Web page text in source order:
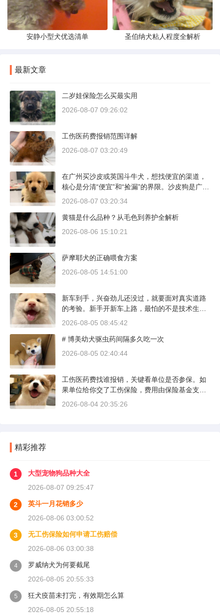
安静小型犬优选清单 圣伯纳犬粘人程度全解析
最新文章
二岁娃保险怎么买最实用
2026-08-07 09:26:02
工伤医药费报销范围详解
2026-08-07 03:20:49
在广州买沙皮或英国斗牛犬，想找便宜的渠道，
核心是分清“便宜”和“捡漏”的界限。沙皮狗是广东
本地犬种，价格比北方城市有优势；英国斗牛犬
方和真实价格区间。
2026-08-07 03:20:34
黄猫是什么品种？从毛色到养护全解析
2026-08-06 15:10:21
萨摩耶犬的正确喂食方案
2026-08-05 14:51:00
新车到手，兴奋劲儿还没过，就要面对真实道路
的考验。新手开新车上路，最怕的不是技术生
疏，而是对车况和路况的双重陌生。磨合期内，
不超过100公里，这不是老司机的保守，而是活
塞和气缸壁需要时间完成精细贴合。多数车型说
2026-08-05 08:45:42
# 博美幼犬驱虫药间隔多久吃一次
2026-08-05 02:40:44
工伤医药费找谁报销，关键看单位是否参保。如
果单位给你交了工伤保险，费用由保险基金支
付；要是单位没参保，那就由单位自己掏钱。很
2026-08-04 20:35:26
精彩推荐
1
大型宠物狗品种大全
2026-08-07 09:25:47
2
英斗一月花销多少
2026-08-06 03:00:52
3
无工伤保险如何申请工伤赔偿
2026-08-06 03:00:38
4
罗威纳犬为何要截尾
2026-08-05 20:55:33
5
狂犬疫苗未打完，有效期怎么算
2026-08-05 20:55:18